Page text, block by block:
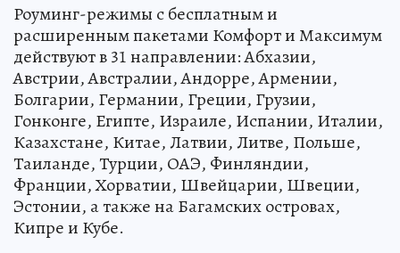
Роуминг-режимы с бесплатным и
расширенным пакетами Комфорт и Максимум
действуют в 31 направлении: Абхазии,
Австрии, Австралии, Андорре, Армении,
Болгарии, Германии, Греции, Грузии,
Гонконге, Египте, Израиле, Испании, Италии,
Казахстане, Китае, Латвии, Литве, Польше,
Таиланде, Турции, ОАЭ, Финляндии,
Франции, Хорватии, Швейцарии, Швеции,
Эстонии, а также на Багамских островах,
Кипре и Кубе.